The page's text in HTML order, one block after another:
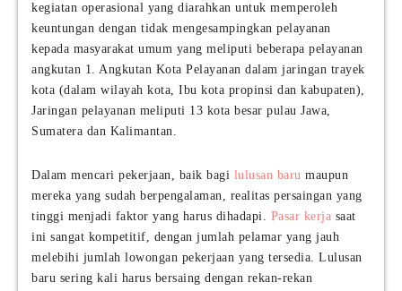
kegiatan operasional yang diarahkan untuk memperoleh
keuntungan dengan tidak mengesampingkan pelayanan
kepada masyarakat umum yang meliputi beberapa pelayanan
angkutan 1. Angkutan Kota Pelayanan dalam jaringan trayek
kota (dalam wilayah kota, Ibu kota propinsi dan kabupaten),
Jaringan pelayanan meliputi 13 kota besar pulau Jawa,
Sumatera dan Kalimantan.
Dalam mencari pekerjaan, baik bagi lulusan baru maupun
mereka yang sudah berpengalaman, realitas persaingan yang
tinggi menjadi faktor yang harus dihadapi. Pasar kerja saat
ini sangat kompetitif, dengan jumlah pelamar yang jauh
melebihi jumlah lowongan pekerjaan yang tersedia. Lulusan
baru sering kali harus bersaing dengan rekan-rekan